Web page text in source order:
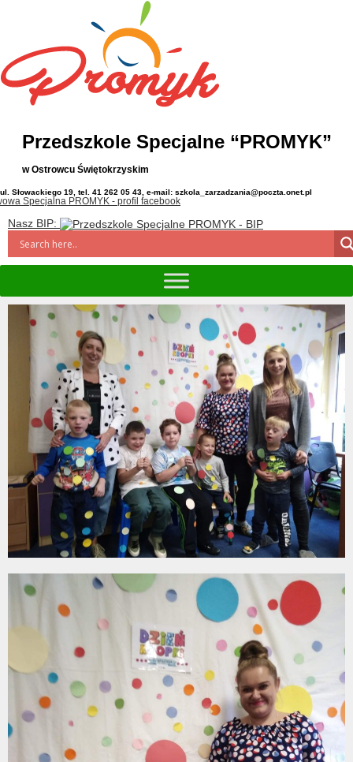
Przedszkole Specjalne “PROMYK”
w Ostrowcu Świętokrzyskim
ul. Słowackiego 19, tel. 41 262 05 43, e-mail: szkola_zarzadzania@poczta.onet.pl
Nasz BIP: